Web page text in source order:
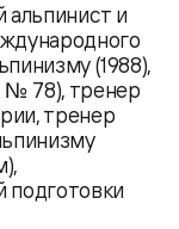
альпинист и
(1988),
№ 78), тренер
тренер
подготовки